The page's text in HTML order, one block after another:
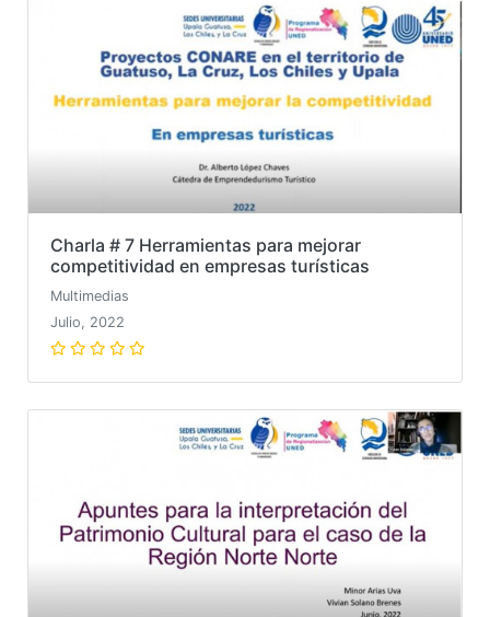
Charla # 7 Herramientas para mejorar
competitividad en empresas turísticas
Multimedias
Julio, 2022